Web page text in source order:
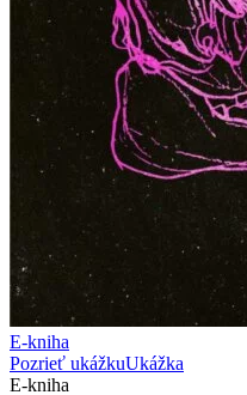
E-kniha
Pozrieť ukážkuUkážka
E-kniha